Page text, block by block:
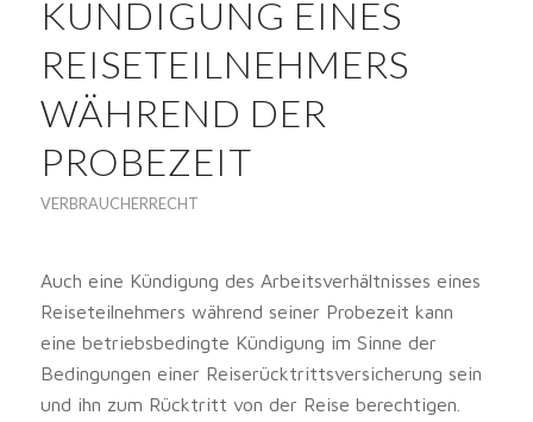
KÜNDIGUNG EINES
REISETEILNEHMERS
WÄHREND DER
PROBEZEIT
VERBRAUCHERRECHT
Auch eine Kündigung des Arbeitsverhältnisses eines
Reiseteilnehmers während seiner Probezeit kann
eine betriebsbedingte Kündigung im Sinne der
Bedingungen einer Reiserücktrittsversicherung sein
und ihn zum Rücktritt von der Reise berechtigen.